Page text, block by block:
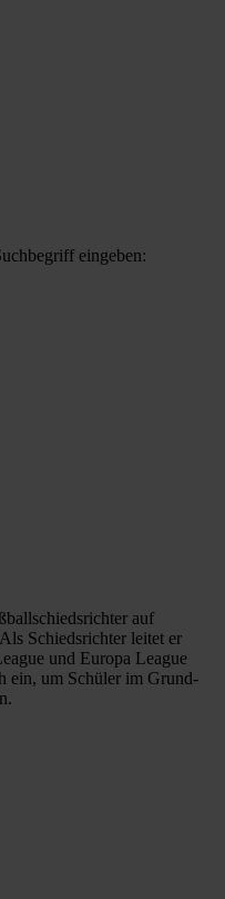
eingeben:
auf
Schiedsrichter leitet er
und Europa League
ein, um Schüler im Grund-